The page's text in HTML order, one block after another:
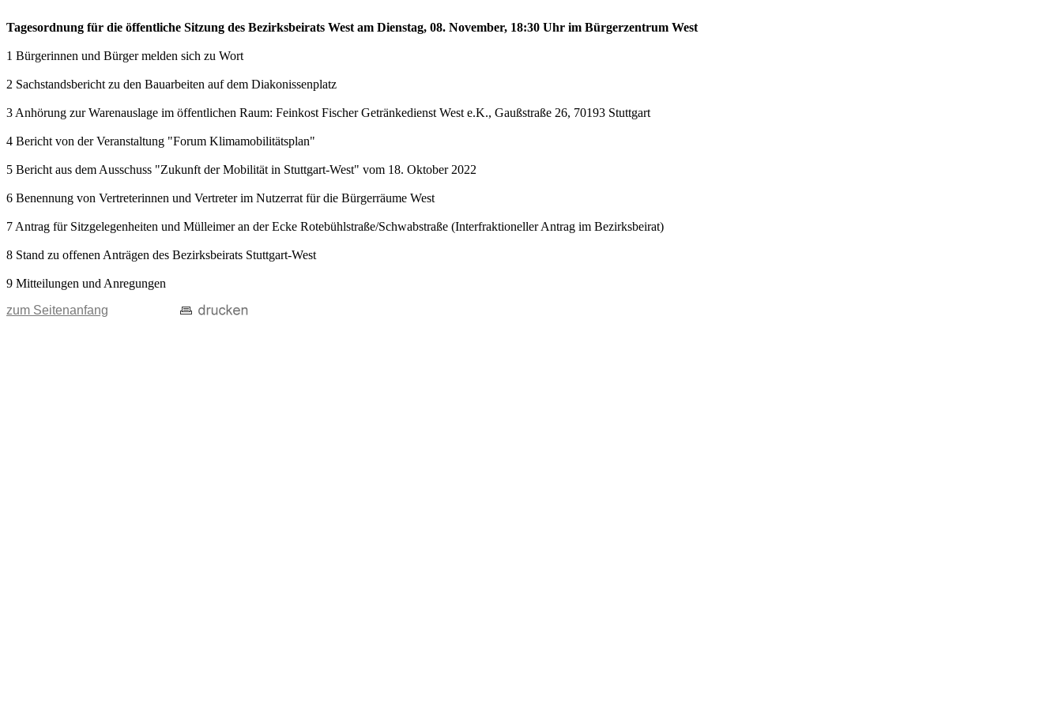
Tagesordnung für die öffentliche Sitzung des Bezirksbeirats West am Dienstag, 08. November, 18:30 Uhr im Bürgerzentrum West
1 Bürgerinnen und Bürger melden sich zu Wort
2 Sachstandsbericht zu den Bauarbeiten auf dem Diakonissenplatz
3 Anhörung zur Warenauslage im öffentlichen Raum: Feinkost Fischer Getränkedienst West e.K., Gaußstraße 26, 70193 Stuttgart
4 Bericht von der Veranstaltung "Forum Klimamobilitätsplan"
5 Bericht aus dem Ausschuss "Zukunft der Mobilität in Stuttgart-West" vom 18. Oktober 2022
6 Benennung von Vertreterinnen und Vertreter im Nutzerrat für die Bürgerräume West
7 Antrag für Sitzgelegenheiten und Mülleimer an der Ecke Rotebühlstraße/Schwabstraße (Interfraktioneller Antrag im Bezirksbeirat)
8 Stand zu offenen Anträgen des Bezirksbeirats Stuttgart-West
9 Mitteilungen und Anregungen
zum Seitenanfang